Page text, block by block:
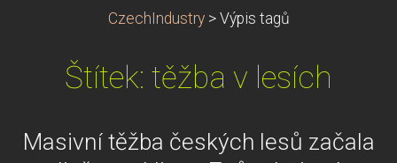
CzechIndustry > Výpis tagů
Štítek: těžba v lesích
Masivní těžba českých lesů začala